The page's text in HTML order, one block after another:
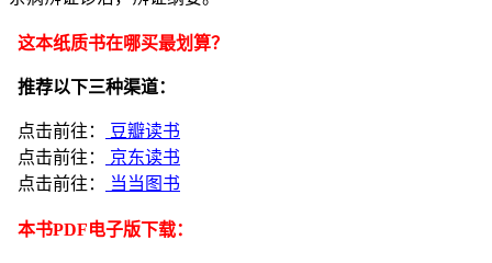
这本纸质书在哪买最划算？
推荐以下三种渠道：
点击前往：
豆瓣读书
点击前往：
京东读书
点击前往：
当当图书
本书PDF电子版下载：